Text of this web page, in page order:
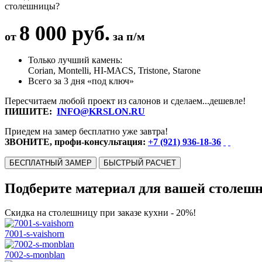
столешницы?
от 8 000 руб. за п/м
Только лучший камень:
Corian, Montelli, HI-MACS, Tristone, Starone
Всего за 3 дня «под ключ»
Пересчитаем любой проект из салонов и сделаем...дешевле!
ПИШИТЕ: INFO@KRSLON.RU
Приедем на замер бесплатно уже завтра!
ЗВОНИТЕ, профи-консультация: +7 (921) 936-18-36
БЕСПЛАТНЫЙ ЗАМЕР БЫСТРЫЙ РАСЧЕТ
Подберите материал для вашей
Скидка на столешницу при заказе кухни - 20%!
7001-s-vaishorn
7002-s-monblan